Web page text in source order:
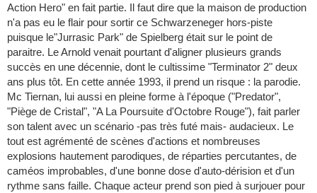
Action Hero" en fait partie. Il faut dire que la maison de production
n'a pas eu le flair pour sortir ce Schwarzeneger hors-piste
puisque le"Jurrasic Park" de Spielberg était sur le point de
paraitre. Le Arnold venait pourtant d'aligner plusieurs grands
succès en une décennie, dont le cultissime "Terminator 2" deux
ans plus tôt. En cette année 1993, il prend un risque : la parodie.
Mc Tiernan, lui aussi en pleine forme à l'époque ("Predator",
"Piège de Cristal", "A La Poursuite d'Octobre Rouge"), fait parler
son talent avec un scénario -pas très futé mais- audacieux. Le
tout est agrémenté de scènes d'actions et nombreuses
explosions hautement parodiques, de réparties percutantes, de
caméos improbables, d'une bonne dose d'auto-dérision et d'un
rythme sans faille. Chaque acteur prend son pied à surjouer pour